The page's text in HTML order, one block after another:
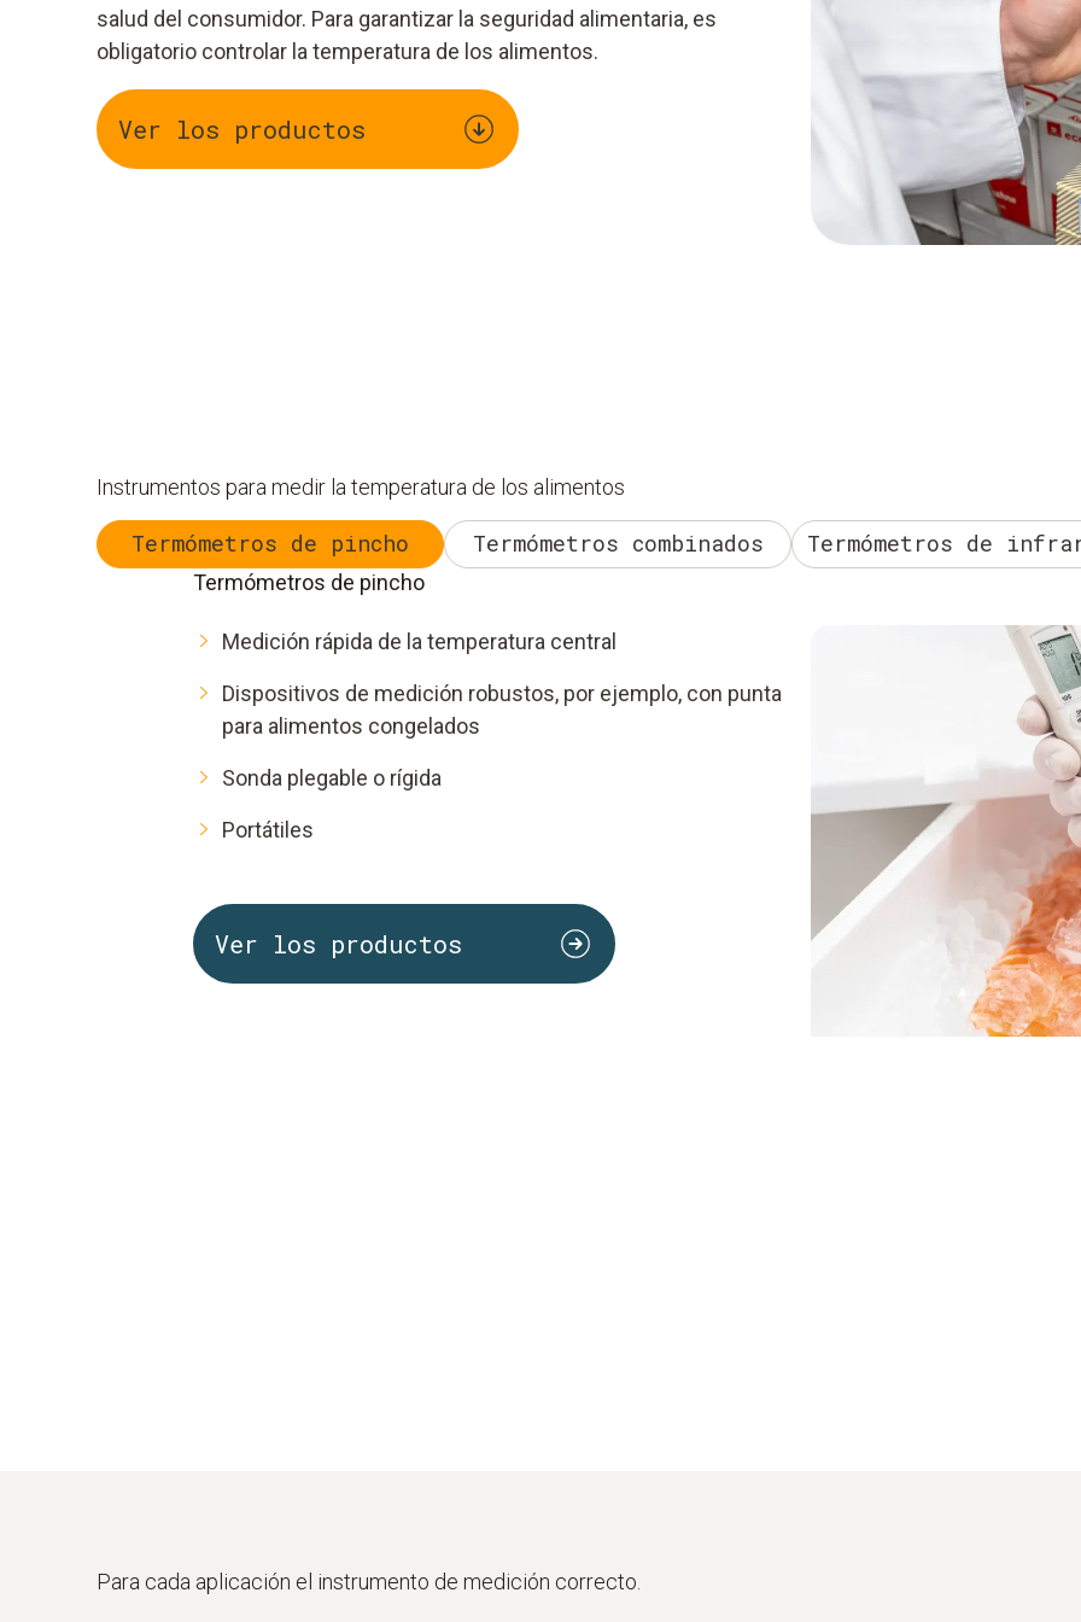
salud del consumidor. Para garantizar la seguridad alimentaria, es
obligatorio controlar la temperatura de los alimentos.
Ver los productos
Instrumentos para medir la temperatura de los alimentos
Termómetros de pincho Termómetros combinados Termómetros de
Termómetros de pincho
Medición rápida de la temperatura central
Dispositivos de medición robustos, por ejemplo, con punta
para alimentos congelados
Sonda plegable o rígida
Portátiles
Ver los productos
Para cada aplicación el instrumento de medición correcto.